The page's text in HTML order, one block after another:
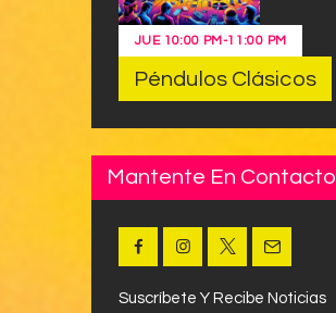
JUE 10:00 PM -11:00 PM
Péndulos Clásicos
Mantente En Contacto
Suscríbete Y Recibe Noticias